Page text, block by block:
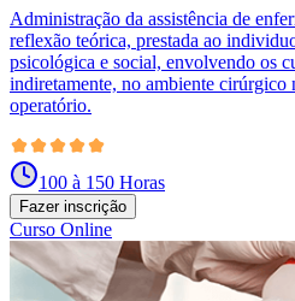
Administração da assistência de
reflexão teórica, prestada ao
psicológica e social, envolvendo os
indiretamente, no ambiente cirúrgico
operatório.
100 à 150 Horas
Fazer inscrição
Curso Online